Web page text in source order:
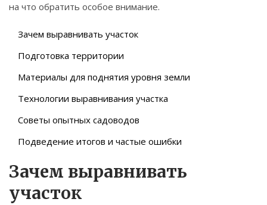
на что обратить особое внимание.
Зачем выравнивать участок
Подготовка территории
Материалы для поднятия уровня земли
Технологии выравнивания участка
Советы опытных садоводов
Подведение итогов и частые ошибки
Зачем выравнивать
участок